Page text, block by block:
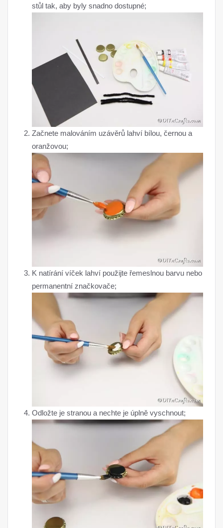
stůl tak, aby byly snadno dostupné;
Začnete malováním uzávěrů lahví bílou, černou a
oranžovou;
K natírání víček lahví použijte řemeslnou barvu nebo
permanentní značkovače;
Odložte je stranou a nechte je úplně vyschnout;